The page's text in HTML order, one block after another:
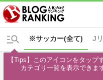
※サッカー(全て) J
【Tips】このアイコンをタップ
カテゴリ一覧を表示できま